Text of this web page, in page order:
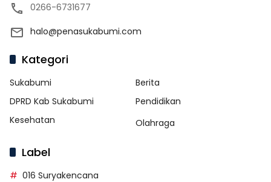
0266-6731677
halo@penasukabumi.com
Kategori
Sukabumi
Berita
DPRD Kab Sukabumi
Pendidikan
Kesehatan
Olahraga
Label
016 Suryakencana